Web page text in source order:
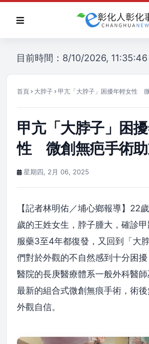
目前時間：8/10/2026, 11:35:46
首頁 大脖子 甲亢「大脖子」困擾年輕女性
甲亢「大脖子」困
性 微創無疤手術
星期四, 2月 06, 2025
【記者林明佑／埔心鄉報導】22
歲的王姓女生，脖子腫大，確診甲
服藥3至4年都復發，又回到「大
們對於外觀的不自然感到十分困
醫院的長庚醫療體系一般外科醫
最新的組合式微創無痕手術，術
外觀自信。